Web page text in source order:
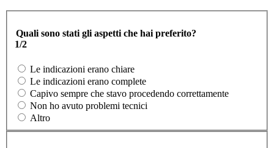
Quali sono stati gli aspetti che hai preferito?
1/2
Le indicazioni erano chiare
Le indicazioni erano complete
Capivo sempre che stavo procedendo correttamente
Non ho avuto problemi tecnici
Altro